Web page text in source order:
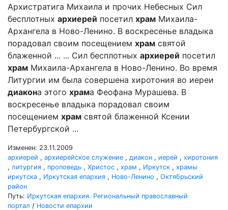
Архистратига Михаила и прочих Небесных Сил
бесплотных архиерей посетил храм Михаила-
Архангела в Ново-Ленино. В воскресенье владыка
порадовал своим посещением храм святой
блаженной ... ... Сил бесплотных архиерей посетил
храм Михаила-Архангела в Ново-Ленино. Во время
Литургии им была совершена хиротония во иереи
диакона этого храма Феофана Мурашева. В
воскресенье владыка порадовал своим
посещением храм святой блаженной Ксении
Петербургской ...
Изменен: 23.11.2009
архиерей , архиерейское служение , диакон , иерей , хиротония
, литургия , проповедь , Христос , храм , Иркутск , храмы
иркутска , Иркутская епархия , Ново-Ленино , Октябрьский
район
Путь: Иркутская епархия. Региональный православный
портал / Новости епархии